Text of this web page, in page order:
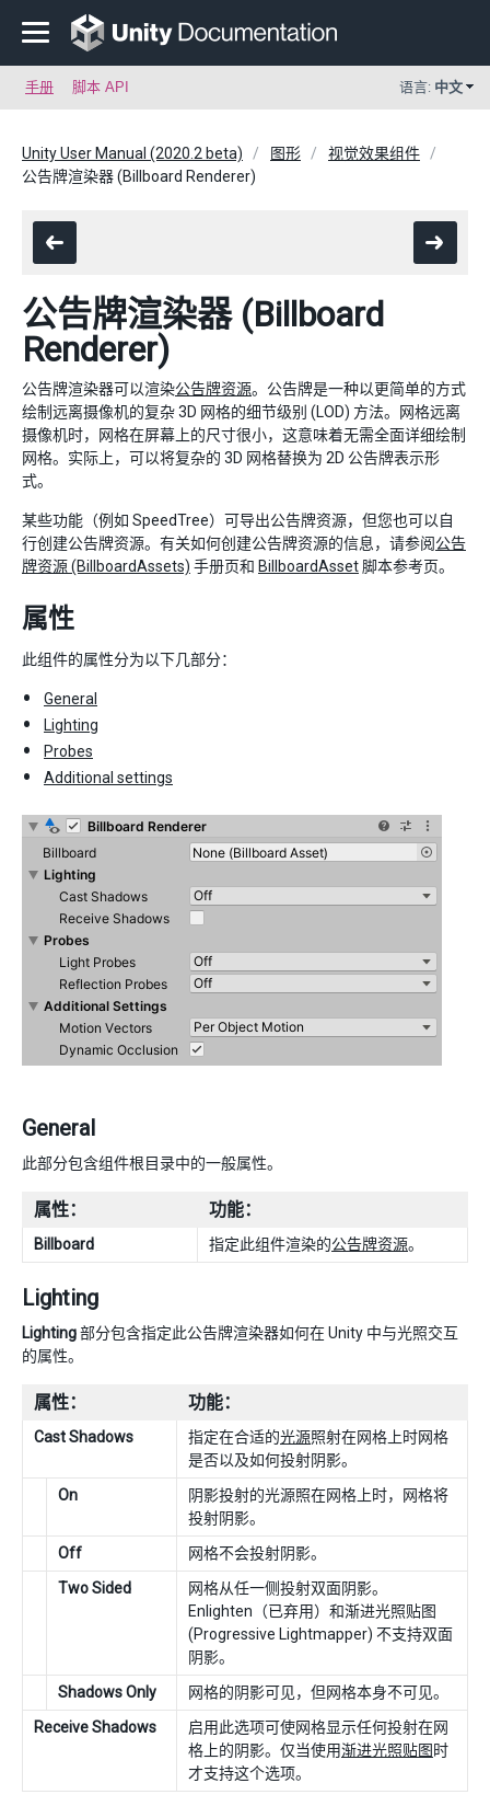
手册 脚本 API 语言: 中文
Unity User Manual (2020.2 beta) 图形
视觉效果组件
公告牌渲染器 (Billboard Renderer)
公告牌渲染器 (Billboard
Renderer)
公告牌渲染器可以渲染公告牌资源。公告牌是一种以更简单的方式
绘制远离摄像机的复杂 3D 网格的细节级别 (LOD) 方法。网格远离
摄像机时，网格在屏幕上的尺寸很小，这意味着无需全面详细绘制
网格。实际上，可以将复杂的 3D 网格替换为 2D 公告牌表示形
式。
某些功能（例如 SpeedTree）可导出公告牌资源，但您也可以自
行创建公告牌资源。有关如何创建公告牌资源的信息，请参阅公告
牌资源 (BillboardAssets) 手册页和 BillboardAsset 脚本参考页。
属性
此组件的属性分为以下几部分：
General
Lighting
Probes
Additional settings
General
此部分包含组件根目录中的一般属性。
属性： 功能：
Billboard 指定此组件渲染的公告牌资源。
Lighting
Lighting部分包含指定此公告牌渲染器如何在 Unity 中与光照交互
的属性。
属性： 功能：
Cast Shadows 指定在合适的光源照射在网格上时网格
是否以及如何投射阴影。
On
阴影投射的光源照在网格上时，网格将
投射阴影。
Off
网格不会投射阴影。
Two Sided
网格从任一侧投射双面阴影。
Enlighten（已弃用）和渐进光照贴图
(Progressive Lightmapper) 不支持双面
阴影。
Shadows Only
网格的阴影可见，但网格本身不可见。
Receive Shadows
启用此选项可使网格显示任何投射在网
格上的阴影。仅当使用渐进光照贴图 时
才支持这个选项。